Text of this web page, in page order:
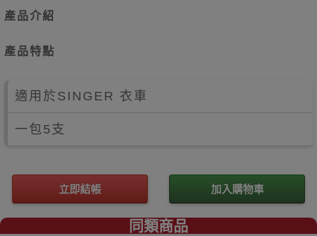
產品介紹
產品特點
適用於SINGER 衣車
一包5支
立即結帳 加入購物車
同類商品